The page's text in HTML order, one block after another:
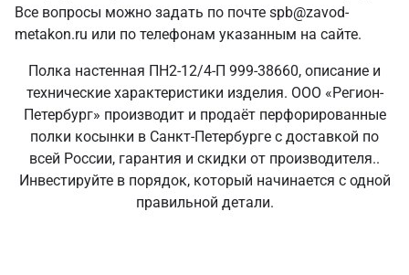
Все вопросы можно задать по почте spb@zavod-
metakon.ru или по телефонам указанным на сайте.
Полка настенная ПН2-12/4-П 999-38660, описание и
технические характеристики изделия. ООО «Регион-
Петербург» производит и продаёт перфорированные
полки косынки в Санкт‑Петербурге с доставкой по
всей России, гарантия и скидки от производителя..
Инвестируйте в порядок, который начинается с одной
правильной детали.